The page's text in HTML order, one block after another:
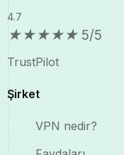
4.7
★★★★★ 5/5
TrustPilot
Şirket
VPN nedir?